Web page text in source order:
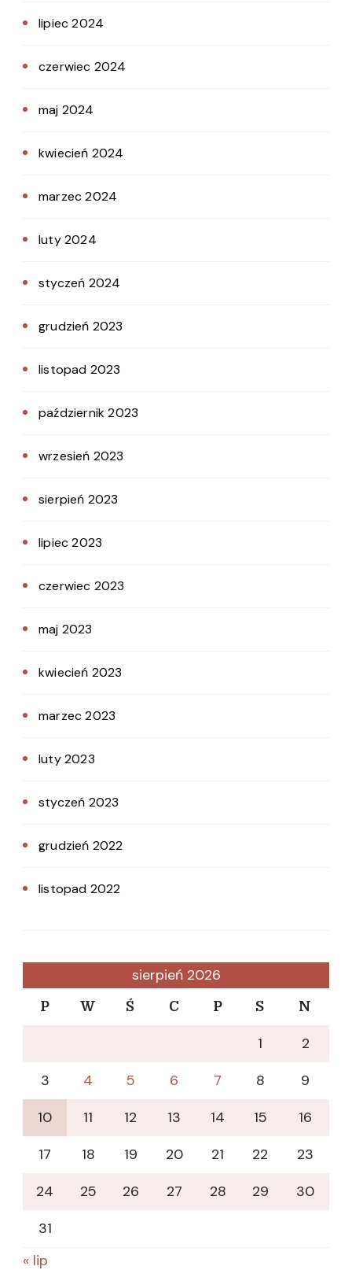
lipiec 2024
czerwiec 2024
maj 2024
kwiecień 2024
marzec 2024
luty 2024
styczeń 2024
grudzień 2023
listopad 2023
październik 2023
wrzesień 2023
sierpień 2023
lipiec 2023
czerwiec 2023
maj 2023
kwiecień 2023
marzec 2023
luty 2023
styczeń 2023
grudzień 2022
listopad 2022
sierpień 2026
P W Ś C P S N
1
2
3
4 5 6 7 8
9
10
11 12 13 14 15
16
17
18 19 20 21 22
23
24
25 26 27 28 29
30
31
« lip